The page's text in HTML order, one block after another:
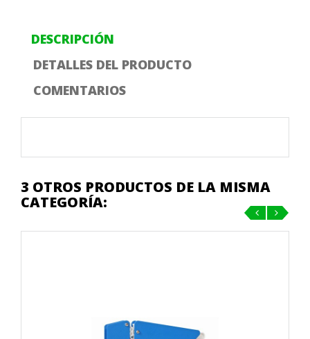
DESCRIPCIÓN
DETALLES DEL PRODUCTO
COMENTARIOS
3 OTROS PRODUCTOS DE LA MISMA
CATEGORÍA: